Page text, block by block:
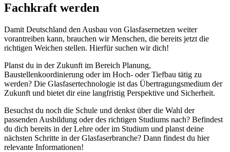
Fachkraft werden
Damit Deutschland den Ausbau von Glasfasernetzen weiter
vorantreiben kann, brauchen wir Menschen, die bereits jetzt die
richtigen Weichen stellen. Hierfür suchen wir dich!
Planst du in der Zukunft im Bereich Planung,
Baustellenkoordinierung oder im Hoch- oder Tiefbau tätig zu
werden? Die Glasfasertechnologie ist das Übertragungsmedium der
Zukunft und bietet dir eine langfristig Perspektive und Sicherheit.
Besuchst du noch die Schule und denkst über die Wahl der
passenden Ausbildung oder des richtigen Studiums nach? Befindest
du dich bereits in der Lehre oder im Studium und planst deine
nächsten Schritte in der Glasfaserbranche? Dann findest du hier
relevante Informationen!